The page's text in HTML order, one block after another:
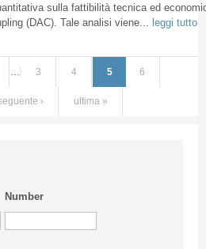
sulla fattibilità tecnica ed
(DAC). Tale analisi viene... leggi tutto
3 4 5 6
› ultima »
Number